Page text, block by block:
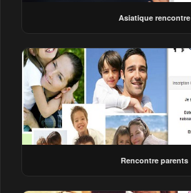
Asiatique rencontre
Rencontre parents